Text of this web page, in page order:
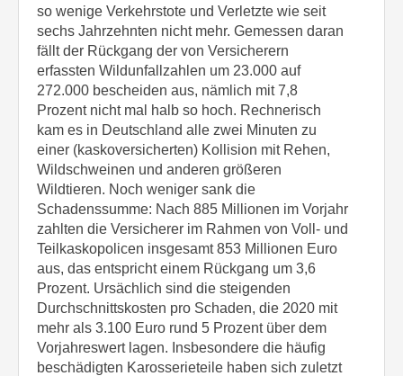
so wenige Verkehrstote und Verletzte wie seit
sechs Jahrzehnten nicht mehr. Gemessen daran
fällt der Rückgang der von Versicherern
erfassten Wildunfallzahlen um 23.000 auf
272.000 bescheiden aus, nämlich mit 7,8
Prozent nicht mal halb so hoch. Rechnerisch
kam es in Deutschland alle zwei Minuten zu
einer (kaskoversicherten) Kollision mit Rehen,
Wildschweinen und anderen größeren
Wildtieren. Noch weniger sank die
Schadenssumme: Nach 885 Millionen im Vorjahr
zahlten die Versicherer im Rahmen von Voll- und
Teilkaskopolicen insgesamt 853 Millionen Euro
aus, das entspricht einem Rückgang um 3,6
Prozent. Ursächlich sind die steigenden
Durchschnittskosten pro Schaden, die 2020 mit
mehr als 3.100 Euro rund 5 Prozent über dem
Vorjahreswert lagen. Insbesondere die häufig
beschädigten Karosserieteile haben sich zuletzt